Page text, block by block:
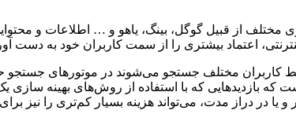
از قبیل گوگل، بینگ، یاهو و … اطلاعات و محتوایی
اعتماد بیشتری را از سمت کاربران خود به دست
کاربران مختلف جستجو می‌شوند در موتورهای جستجو
که بازدیدهایی که با استفاده از روش‌های بهینه سازی
یا در دراز مدت، می‌تواند هزینه بسیار کم‌تری را نیز